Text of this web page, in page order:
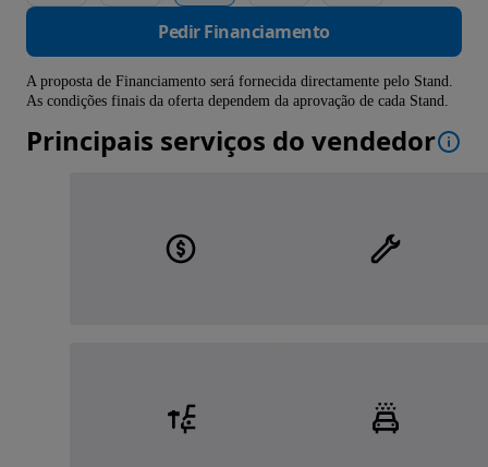
Pedir Financiamento
A proposta de Financiamento será fornecida directamente pelo Stand.
As condições finais da oferta dependem da aprovação de cada Stand.
Principais serviços do vendedor